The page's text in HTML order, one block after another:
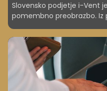
Slovensko podjetje i-Vent
pomembno preobrazbo. Iz
prepoznavno predvsem
decentraliziranih
razvojnega partnerja ene
področju prezračevanja,
njegova ključna naloga
za mednarodne trge.